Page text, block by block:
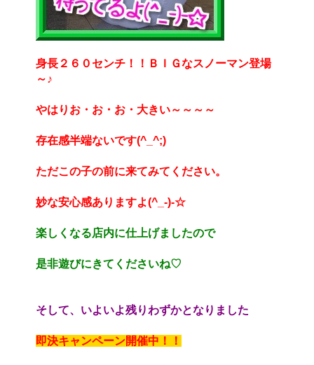
身長２６０センチ！！ＢＩＧなスノーマン登場
～♪
やはりお・お・お・大きい～～～～
存在感半端ないです(^_^;)
ただこの子の前に来てみてください。
妙な安心感ありますよ(^_-)-☆
楽しくなる店内に仕上げましたので
是非遊びにきてくださいね♡
そして、いよいよ残りわずかとなりました
即決キャンペーン開催中！！